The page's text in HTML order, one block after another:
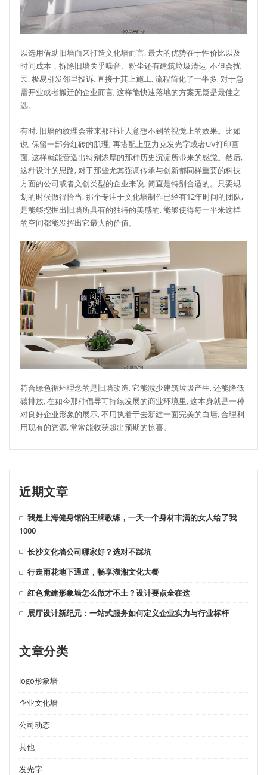
以选用借助旧墙面来打造文化墙而言, 最大的优势在于性价比以及
时间成本，拆除旧墙关乎噪音、粉尘还有建筑垃圾清运, 不但会扰
民, 极易引发邻里投诉, 直接于其上施工, 流程简化了一半多, 对于急
需开业或者搬迁的企业而言, 这样能快速落地的方案无疑是最佳之
选。
有时, 旧墙的纹理会带来那种让人意想不到的视觉上的效果。比如
说, 保留一部分红砖的肌理, 再搭配上亚力克发光字或者UV打印画
面, 这样就能营造出特别浓厚的那种历史沉淀所带来的感觉。然后,
这种设计的思路, 对于那些尤其强调传承与创新都同样重要的科技
方面的公司或者文创类型的企业来说, 简直是特别合适的。只要规
划的时候做得恰当, 那个专注于文化墙制作已经有12年时间的团队,
是能够挖掘出旧墙所具有的独特的美感的, 能够使得每一平米这样
的空间都能发挥出它最大的价值。
符合绿色循环理念的是旧墙改造, 它能减少建筑垃圾产生, 还能降低
碳排放, 在如今那种倡导可持续发展的商业环境里, 这本身就是一种
对良好企业形象的展示, 不用执着于去新建一面完美的白墙, 合理利
用现有的资源, 常常能收获超出预期的惊喜。
近期文章
我是上海健身馆的王牌教练，一天一个身材丰满的女人给了我
1000
长沙文化墙公司哪家好？选对不踩坑
行走雨花地下通道，畅享湖湘文化大餐
红色党建形象墙怎么做才不土？设计要点全在这
展厅设计新纪元：一站式服务如何定义企业实力与行业标杆
文章分类
logo形象墙
企业文化墙
公司动态
其他
发光字